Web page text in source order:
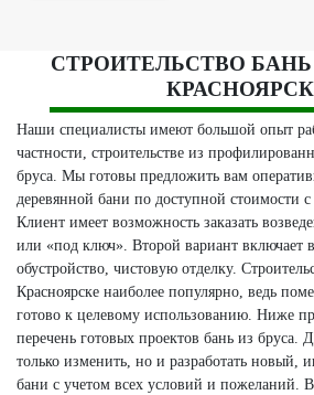
СТРОИТЕЛЬСТВО БАНЬ
Наши специалисты имеют большой опыт
частности, строительстве из
бруса. Мы готовы предложить вам
деревянной бани по доступной стоимости с
Клиент имеет возможность заказать
или «под ключ». Второй вариант включает
обустройство, чистовую отделку.
Красноярске наиболее популярно, ведь
готово к целевому использованию. Ниже
перечень готовых проектов бань из бруса.
только изменить, но и разработать новый,
бани с учетом всех условий и пожеланий. В